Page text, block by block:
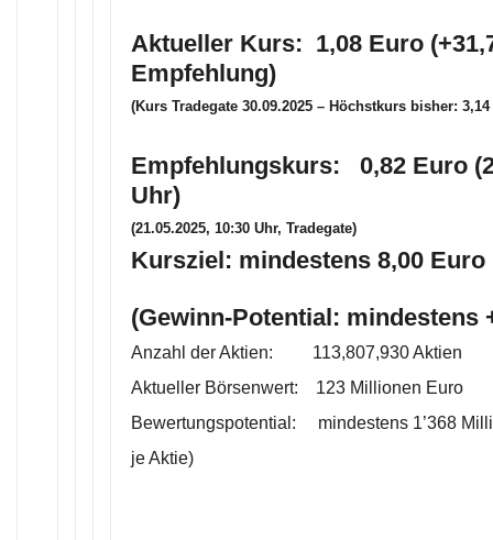
Aktueller Kurs: 1,08 Euro
Empfehlung)
(Kurs Tradegate 30.09.2025 – Höchstkurs bisher:
Empfehlungskurs: 0,82 Euro
Uhr)
(21.05.2025, 10:30 Uhr, Tradegate)
Kursziel: mindestens 8,00 Euro
(Gewinn-Potential: mindestens
Anzahl der Aktien: 113,807,930 Aktien
Aktueller Börsenwert: 123 Millionen Euro
Bewertungspotential: mindestens 1’368
je Aktie)